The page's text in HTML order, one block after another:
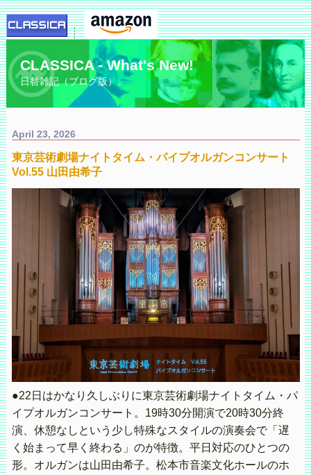
CLASSICA - What's New!
日替雑記（ブログ版）。
April 23, 2026
東京芸術劇場ナイトタイム・パイプオルガンコンサート
Vol.55 山田由希子
●22日はかなり久しぶりに東京芸術劇場ナイトタイム・パ
イプオルガンコンサート。19時30分開演で20時30分終
演、休憩なしという少し特殊なスタイルの演奏会で「遅
く始まって早く終わる」のが特徴。平日対応のひとつの
形。オルガンは山田由希子。松本市音楽文化ホールのホ